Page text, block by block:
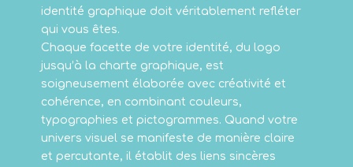
identité graphique doit véritablement refléter
qui vous êtes.
Chaque facette de votre identité, du logo
jusqu’à la charte graphique, est
soigneusement élaborée avec créativité et
cohérence, en combinant couleurs,
typographies et pictogrammes. Quand votre
univers visuel se manifeste de manière claire
et percutante, il établit des liens sincères